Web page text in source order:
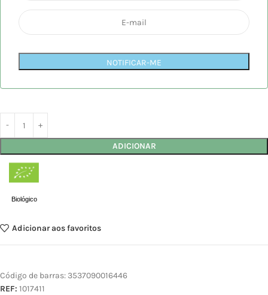
NOTIFICAR-ME
ADICIONAR
Biológico
Adicionar aos favoritos
Código de barras: 3537090016446
REF: 1017411